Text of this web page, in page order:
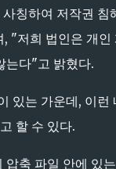
칭하여 저작권
"저희 법인은 개
는다"고 밝혔다.
있는 가운데, 이
할 수 있다.
축 파일 안에 있